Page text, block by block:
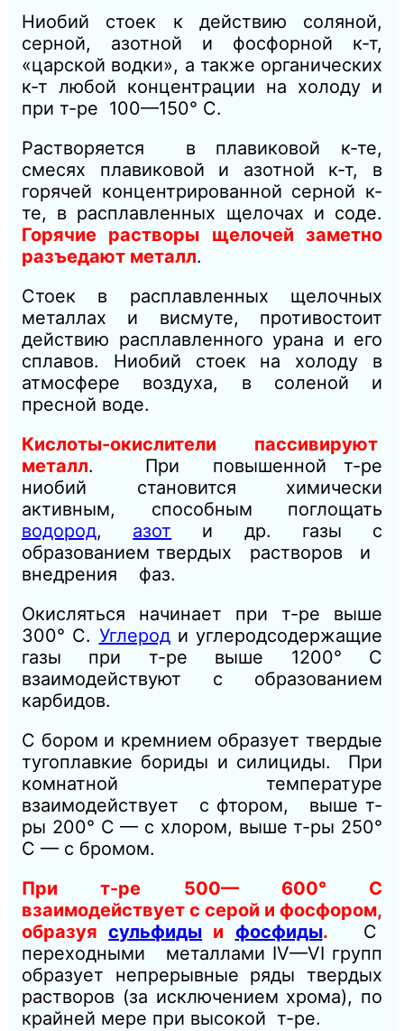
Ниобий стоек к действию соляной,
серной, азотной и фосфорной к-т,
«царской водки», а также органических
к-т любой концентрации на холоду и
при т-ре 100—150° С.
Растворяется в плавиковой к-те,
смесях плавиковой и азотной к-т, в
горячей концентрированной серной к-
те, в расплавленных щелочах и соде.
Горячие растворы щелочей заметно
разъедают металл.
Стоек в расплавленных щелочных
металлах и висмуте, противостоит
действию расплавленного урана и его
сплавов. Ниобий стоек на холоду в
атмосфере воздуха, в соленой и
пресной воде.
Кислоты-окислители пассивируют
металл. При повышенной т-ре
ниобий становится химически
активным, способным поглощать
водород, азот и др. газы с
образованием твердых растворов и
внедрения фаз.
Окисляться начинает при т-ре выше
300° С. Углероди углеродсодержащие
газы при т-ре выше 1200° С
взаимодействуют с образованием
карбидов.
С бором и кремнием образует твердые
тугоплавкие бориды и силициды. При
комнатной температуре
взаимодействует с фтором, выше т-
ры 200° С — с хлором, выше т-ры 250°
С — с бромом.
При т-ре 500— 600° С
взаимодействует с серой и фосфором,
образуясульфиды и фосфиды. С
переходными металлами IV—VI групп
образует непрерывные ряды твердых
растворов (за исключением хрома), по
крайней мере при высокой т-ре.